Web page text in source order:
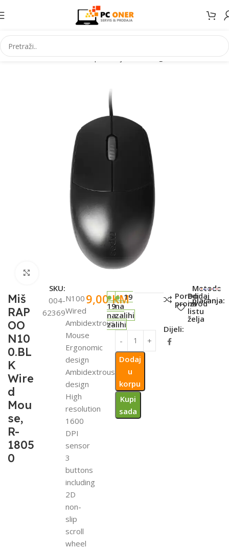
Početna Informatika PC periferija Miševi i grafički tableti
Miš
RAP
OO
N10
0.BL
K
Wire
d
Mou
se,
R-
1805
0
SKU:
004-
62369
N100
Wired
Ambidextrous
Mouse
Ergonomic
design
Ambidextrous
design
High
resolution
1600
DPI
sensor
3
buttons
including
2D
non-
slip
scroll
wheel
9,00KM
19
na
zalihi
19
na
zalihi
Dodaj
u
korpu
Kupi
sada
Poredi
proizvod
Dodaj
na
listu
želja
Dijeli:
Metode
plaćanja: